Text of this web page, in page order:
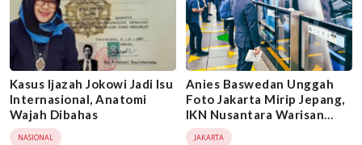
Kasus Ijazah Jokowi Jadi Isu
Internasional, Anatomi
Wajah Dibahas
NASIONAL
Anies Baswedan Unggah
Foto Jakarta Mirip Jepang,
IKN Nusantara Warisan
Jokowi Kalah Telak
JAKARTA